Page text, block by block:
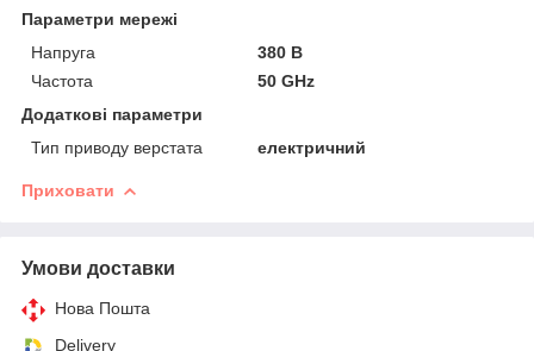
Параметри мережі
Напруга
380 В
Частота
50 GHz
Додаткові параметри
Тип приводу верстата
електричний
Приховати
Умови доставки
Нова Пошта
Delivery